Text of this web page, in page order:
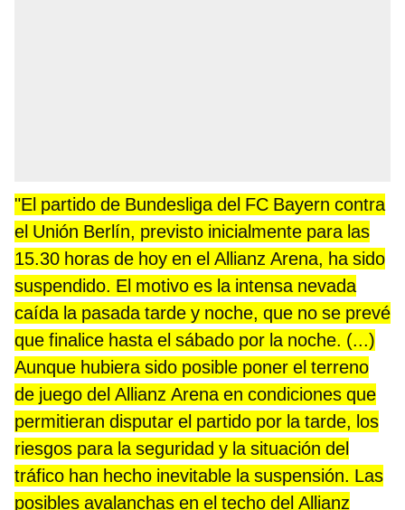
"El partido de Bundesliga del FC Bayern contra
el Unión Berlín, previsto inicialmente para las
15.30 horas de hoy en el Allianz Arena, ha sido
suspendido. El motivo es la intensa nevada
caída la pasada tarde y noche, que no se prevé
que finalice hasta el sábado por la noche. (...)
Aunque hubiera sido posible poner el terreno
de juego del Allianz Arena en condiciones que
permitieran disputar el partido por la tarde, los
riesgos para la seguridad y la situación del
tráfico han hecho inevitable la suspensión. Las
posibles avalanchas en el techo del Allianz